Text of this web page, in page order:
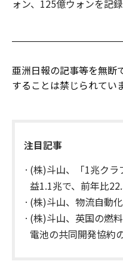
ォン、125億ウォンを記録
亜洲日報の記事等を無断
することは禁じられてい
注目記事
(株)斗山、「1兆ク
益1.1兆で、前年比
(株)斗山、物流自動
​(株)斗山、英国の燃
電池の共同開発協約